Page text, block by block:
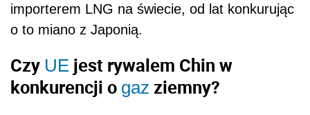
importerem LNG na świecie, od lat konkurując
o to miano z Japonią.
Czy UE jest rywalem Chin w
konkurencji o gaz ziemny?